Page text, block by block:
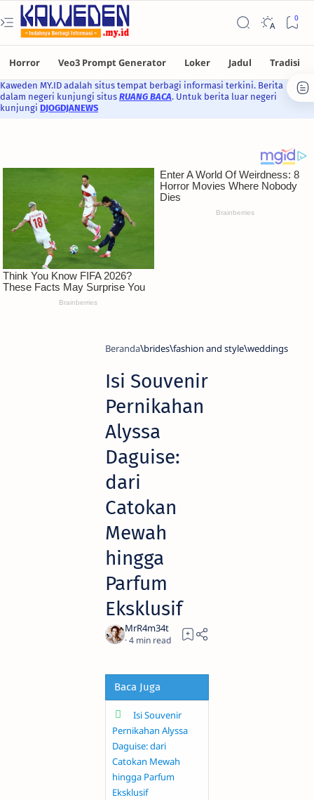
Kaweden MY.ID adalah situs tempat berbagi informasi terkini. Berita
dalam negeri kunjungi situs RUANG BACA. Untuk berita luar negeri
kunjungi DJOGDJANEWS
Beranda brides fashion and style weddings
Isi Souvenir
Pernikahan
Alyssa
Daguise:
dari
Catokan
Mewah
hingga
Parfum
Eksklusif
4
Baca Juga
Isi Souvenir
Pernikahan Alyssa
Daguise: dari
Catokan Mewah
hingga Parfum
Eksklusif